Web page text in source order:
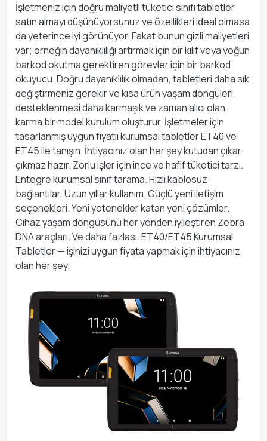
İşletmeniz için doğru maliyetli tüketici sınıfı tabletler
satın almayı düşünüyorsunuz ve özellikleri ideal olmasa
da yeterince iyi görünüyor. Fakat bunun gizli maliyetleri
var; örneğin dayanıklılığı artırmak için bir kılıf veya yoğun
barkod okutma gerektiren görevler için bir barkod
okuyucu. Doğru dayanıklılık olmadan, tabletleri daha sık
değiştirmeniz gerekir ve kısa ürün yaşam döngüleri,
desteklenmesi daha karmaşık ve zaman alıcı olan
karma bir model kurulum oluşturur. İşletmeler için
tasarlanmış uygun fiyatlı kurumsal tabletler ET40 ve
ET45 ile tanışın. İhtiyacınız olan her şey kutudan çıkar
çıkmaz hazır. Zorlu işler için ince ve hafif tüketici tarzı.
Entegre kurumsal sınıf tarama. Hızlı kablosuz
bağlantılar. Uzun yıllar kullanım. Güçlü yeni iletişim
seçenekleri. Yeni yetenekler katan yeni çözümler.
Cihaz yaşam döngüsünü her yönden iyileştiren Zebra
DNA araçları. Ve daha fazlası. ET40/ET45 Kurumsal
Tabletler — işinizi uygun fiyata yapmak için ihtiyacınız
olan her şey.